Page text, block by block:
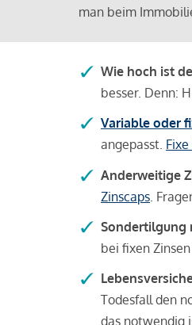
man beim
Wie hoch ist
besser. Denn:
Variable oder
angepasst.
Anderweitige
Zinscaps .
Sondertilgung
bei fixen
Todesfall den
das notwendig